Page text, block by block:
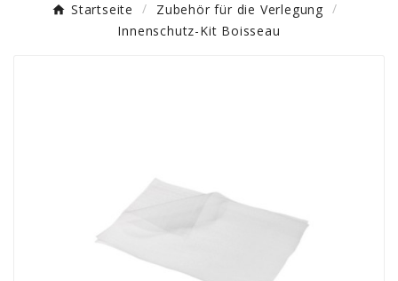
Startseite
Zubehör für die Verlegung
Innenschutz-Kit Boisseau